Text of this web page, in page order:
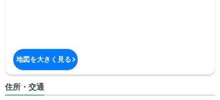
地図を大きく見る
住所・交通